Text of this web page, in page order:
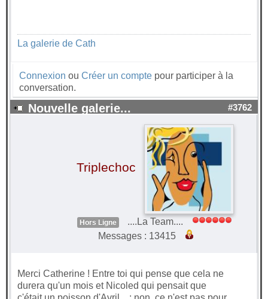
La galerie de Cath
Connexion ou Créer un compte pour participer à la
conversation.
Nouvelle galerie... #3762
Triplechoc
Hors Ligne
....La Team....
Messages : 13415
Merci Catherine ! Entre toi qui pense que cela ne
durera qu'un mois et Nicoled qui pensait que